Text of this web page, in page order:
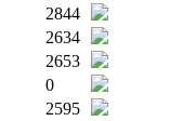
2844
2634
2653
0
2595